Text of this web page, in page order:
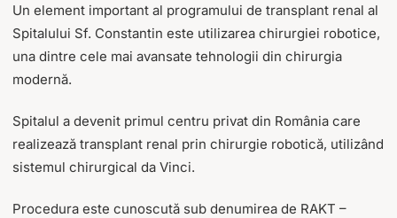
Un element important al programului de transplant renal al
Spitalului Sf. Constantin este utilizarea chirurgiei robotice,
una dintre cele mai avansate tehnologii din chirurgia
modernă.
Spitalul a devenit primul centru privat din România care
realizează transplant renal prin chirurgie robotică, utilizând
sistemul chirurgical da Vinci.
Procedura este cunoscută sub denumirea de RAKT –